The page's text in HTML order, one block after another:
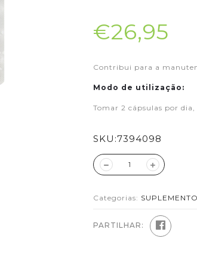
€26,95
Contribui para a
Modo de utilização:
Tomar 2 cápsulas por
SKU:7394098
Categorias:
PARTILHAR: